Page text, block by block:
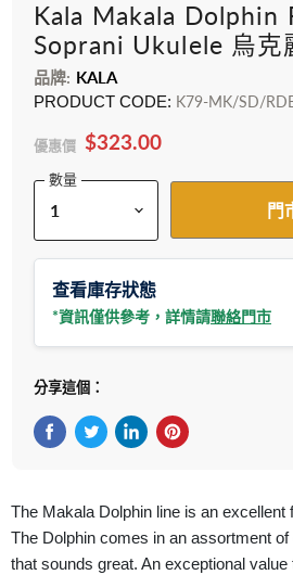
Kala Makala Dolphin
Soprani Ukulele 烏克
品牌: KALA
PRODUCT CODE: K79-MK/SD/
優惠價 $323.00
數量
門
查看庫存狀態
*資訊僅供參考，詳情請聯絡門市
分享這個：
The Makala Dolphin line is an excellent
The Dolphin comes in an assortment
that sounds great. An exceptional